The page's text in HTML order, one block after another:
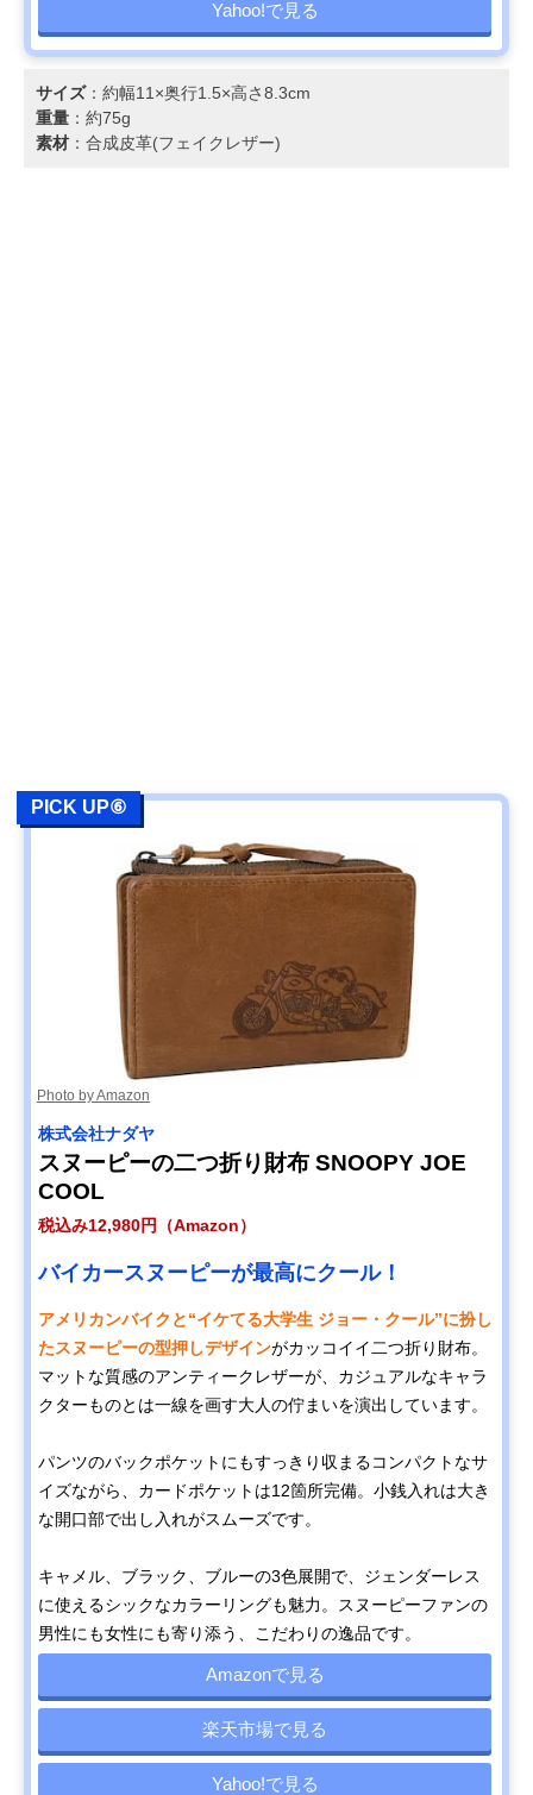
Yahoo!で見る
サイズ：約幅11×奥行1.5×高さ8.3cm
重量 ：約75g
素材 ：合成皮革(フェイクレザー)
PICK UP⑥
Photo by Amazon
株式会社ナダヤ
スヌーピーの二つ折り財布 SNOOPY JOE
COOL
税込み12,980円（Amazon）
バイカースヌーピーが最高にクール！
アメリカンバイクと“イケてる大学生 ジョー・クール”に扮し
たスヌーピーの型押しデザインがカッコイイ二つ折り財布。
マットな質感のアンティークレザーが、カジュアルなキャラ
クターものとは一線を画す大人の佇まいを演出しています。
パンツのバックポケットにもすっきり収まるコンパクトなサ
イズながら、カードポケットは12箇所完備。小銭入れは大き
な開口部で出し入れがスムーズです。
キャメル、ブラック、ブルーの3色展開で、ジェンダーレス
に使えるシックなカラーリングも魅力。スヌーピーファンの
男性にも女性にも寄り添う、こだわりの逸品です。
Amazonで見る
楽天市場で見る
Yahoo!で見る